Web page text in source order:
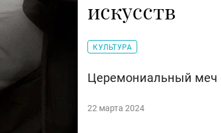
искусств
КУЛЬТУРА
Церемониальный меч
22 марта 2024